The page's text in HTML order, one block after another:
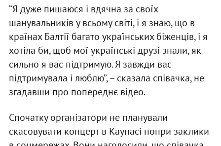
“Я дуже пишаюся і вдячна за своїх
шанувальників у всьому світі, і я знаю, що в
країнах Балтії багато українських біженців, і я
хотіла би, щоб мої українські друзі знали, як
сильно я вас підтримую. Я завжди вас
підтримувала і люблю”, – сказала співачка, не
згадавши про попереднє відео.
Спочатку організатори не планували
скасовувати концерт в Каунасі попри заклики